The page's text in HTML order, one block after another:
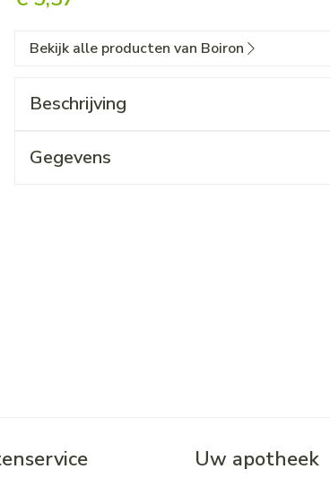
Bekijk alle producten van Boiron
Beschrijving
Gegevens
Uw apotheek